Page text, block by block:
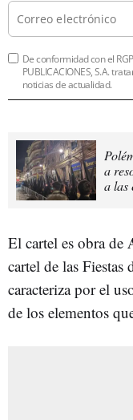
De conformidad con el
PUBLICACIONES, S.A.
noticias de actualidad.
a
a las
El cartel es obra de
cartel de las Fiestas
caracteriza por el
de los elementos